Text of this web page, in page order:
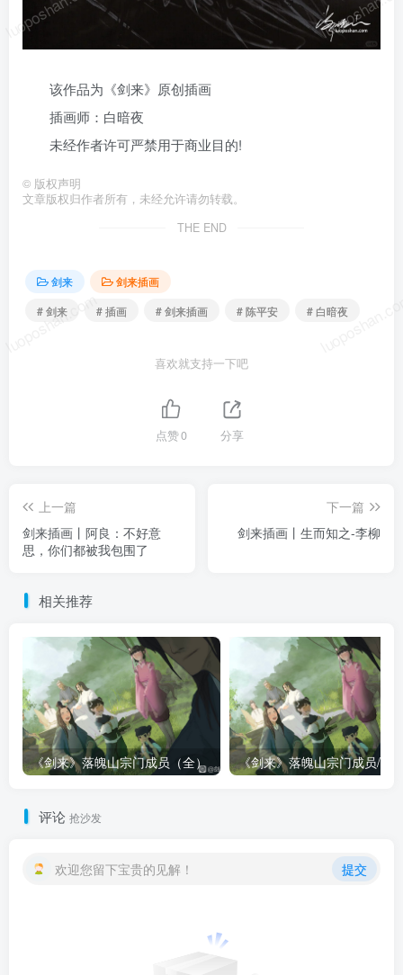
luoposhan.com
该作品为《剑来》原创插画
插画师：白暗夜
未经作者许可严禁用于商业目的!
© 版权声明
文章版权归作者所有，未经允许请勿转载。
THE END
剑来
剑来插画
# 剑来
# 插画 # 剑来插画 # 陈平安 # 白暗夜
喜欢就支持一下吧
点赞0 分享
上一篇
剑来插画丨阿良：不好意
思，你们都被我包围了
下一篇
剑来插画丨生而知之-李柳
相关推荐
《剑来》落魄山宗门成员（全）
评论 抢沙发
欢迎您留下宝贵的见解！ 提交